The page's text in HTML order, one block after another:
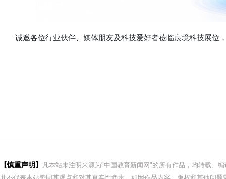
诚邀各位行业伙伴、媒体朋友及科技爱好者莅临宸境科技展位
【慎重声明】
凡本站未注明来源为"中国教育新闻网"的所有作品，均转载、